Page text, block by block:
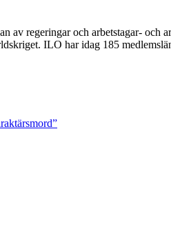
av regeringar och arbetstagar-
ILO har idag 185